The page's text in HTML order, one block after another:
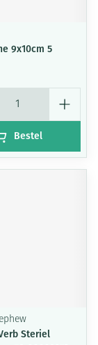
9x10cm 5
Bestel
Steriel